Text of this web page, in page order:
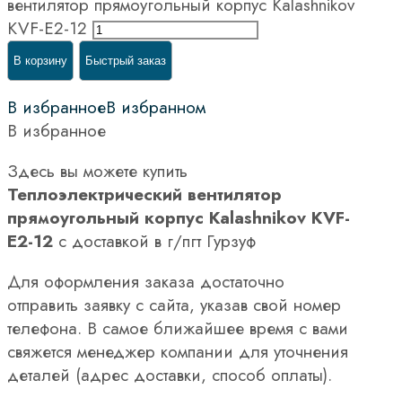
KVF-E2-12
В корзину Быстрый заказ
В избранноеВ избранном
В избранное
Здесь вы можете купить
Теплоэлектрический вентилятор
прямоугольный корпус Kalashnikov KVF-
E2-12 с доставкой в г/пгт Гурзуф
Для оформления заказа достаточно
отправить заявку с сайта, указав свой номер
телефона. В самое ближайшее время с вами
свяжется менеджер компании для уточнения
деталей (адрес доставки, способ оплаты).